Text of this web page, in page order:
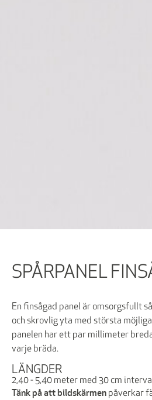
SPÅRPANEL
En finsågad panel är omsorgsfullt
och skrovlig yta med största
panelen har ett par millimeter
varje bräda.
LÄNGDER
2,40 - 5,40 meter med 30 cm
Tänk på att bildskärmen påverkar